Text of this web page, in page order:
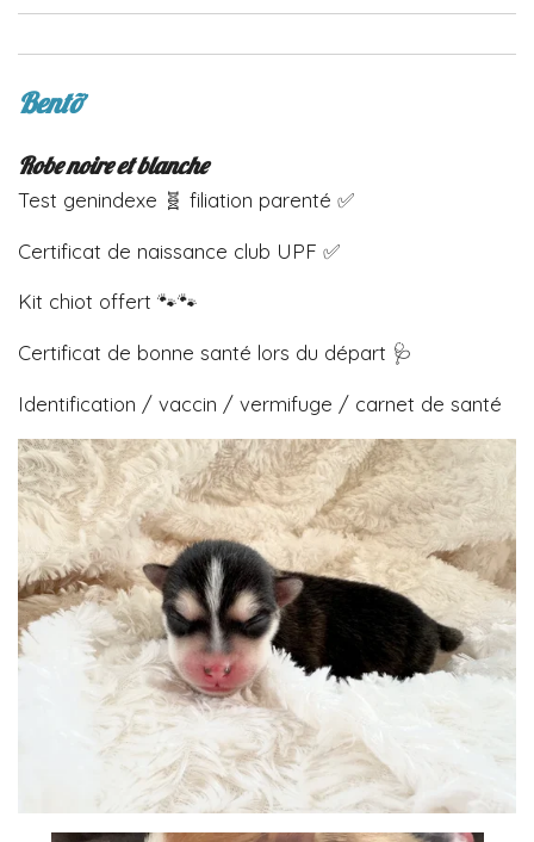
Bentỡ
Robe noire et blanche
Test genindexe 🧬 filiation parenté ✅
Certificat de naissance club UPF ✅
Kit chiot offert 🐾🐾
Certificat de bonne santé lors du départ 🩺
Identification / vaccin / vermifuge / carnet de santé